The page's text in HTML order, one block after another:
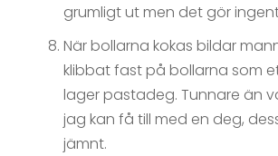
grumligt ut men det gör
När bollarna kokas bildar
klibbat fast på bollarna som
lager pastadeg. Tunnare än
jag kan få till med en deg,
jämnt.